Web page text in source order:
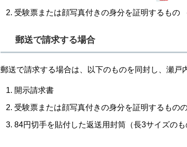
受験票または顔写真付きの身分を証明するもの
郵送で請求する場合
郵送で請求する場合は、以下のものを同封し、瀬戸
開示請求書
受験票または顔写真付きの身分を証明するもの
84円切手を貼付した返送用封筒（長3サイズのも